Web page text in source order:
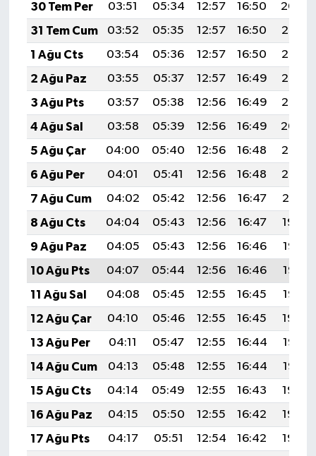
30 Tem Per
03:51 05:34 12:57 16:50
20:09
31 Tem Cum
03:52 05:35 12:57 16:50
20:08
1 Ağu Cts
03:54 05:36 12:57 16:50
20:07
2 Ağu Paz
03:55 05:37 12:57 16:49
20:06
3 Ağu Pts
03:57 05:38 12:56 16:49
20:05
4 Ağu Sal
03:58 05:39 12:56 16:49
20:04
5 Ağu Çar
04:00 05:40 12:56 16:48
20:03
6 Ağu Per
04:01 05:41 12:56 16:48
20:02
7 Ağu Cum
04:02 05:42 12:56 16:47
20:01
8 Ağu Cts
04:04 05:43 12:56 16:47
19:59
9 Ağu Paz
04:05 05:43 12:56 16:46
19:58
10 Ağu Pts
04:07 05:44 12:56 16:46
19:57
11 Ağu Sal
04:08 05:45 12:55 16:45
19:56
12 Ağu Çar
04:10 05:46 12:55 16:45
19:54
13 Ağu Per
04:11 05:47 12:55 16:44
19:53
14 Ağu Cum
04:13 05:48 12:55 16:44
19:52
15 Ağu Cts
04:14 05:49 12:55 16:43
19:50
16 Ağu Paz
04:15 05:50 12:55 16:42
19:49
17 Ağu Pts
04:17 05:51 12:54 16:42
19:48